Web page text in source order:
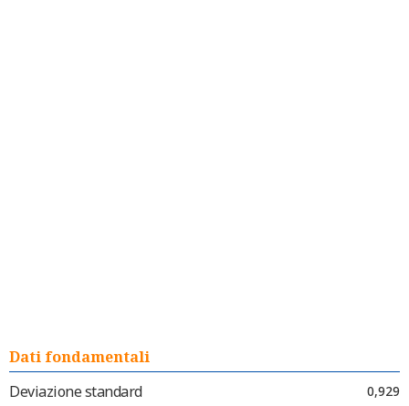
Dati fondamentali
Deviazione standard
0,929